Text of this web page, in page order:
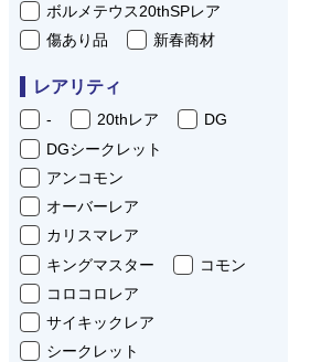
ボルメテウス20thSPレア
傷あり品
新春商材
レアリティ
- 20thレア
DG
DGシークレット
アンコモン
オーバーレア
カリスマレア
キングマスター
コモン
コロコロレア
サイキックレア
シークレット